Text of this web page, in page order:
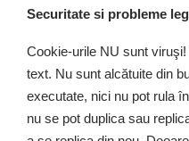
Securitate si probleme
Cookie-urile NU sunt
text. Nu sunt alcătuite din
executate, nici nu pot rula
nu se pot duplica sau